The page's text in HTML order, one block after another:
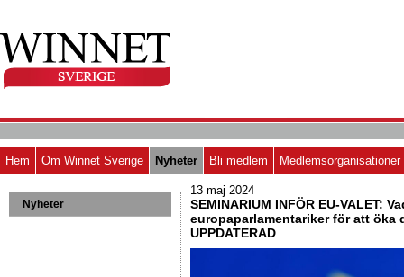
Hem Om Winnet Sverige Nyheter Bli medlem Medlemsorganisationer
Nyheter
13 maj 2024
SEMINARIUM INFÖR EU-VALET:
europaparlamentariker för att öka
UPPDATERAD